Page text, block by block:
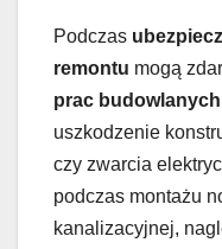
Podczas
remontu mogą
prac budowlanych
uszkodzenie
czy zwarcia
podczas montażu
kanalizacyjnej,